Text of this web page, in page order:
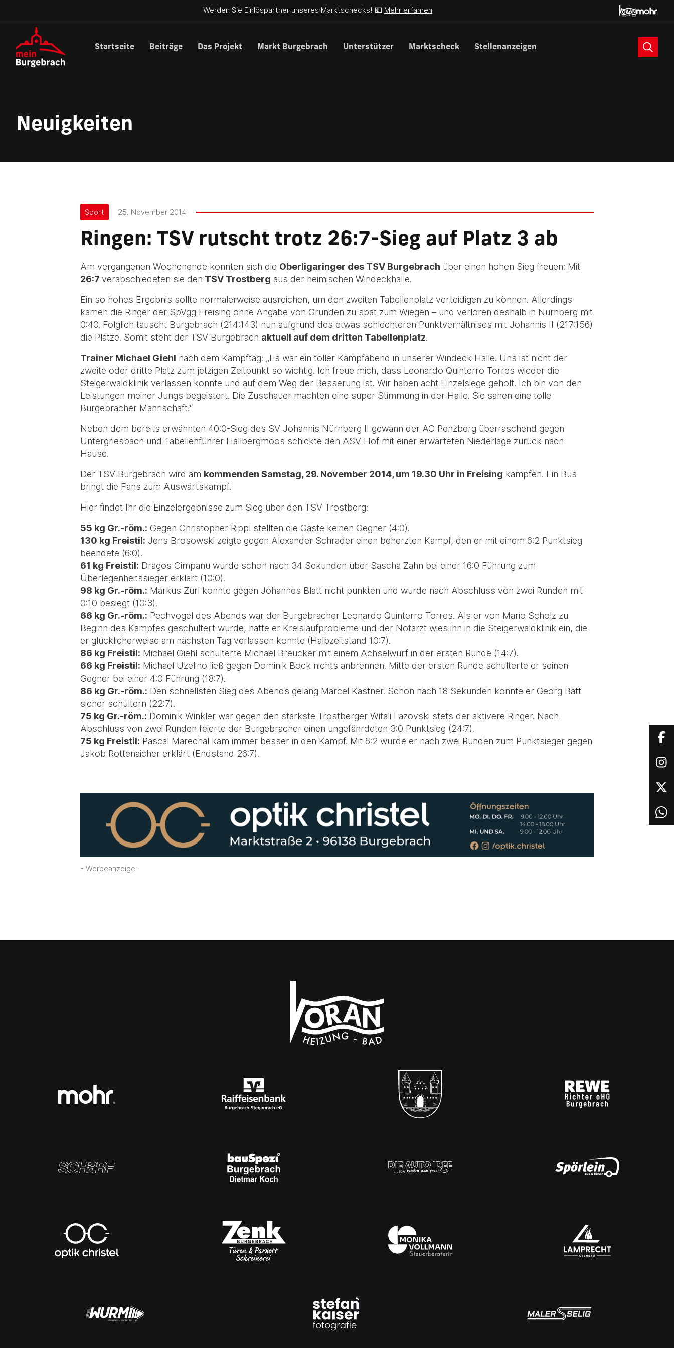
Werden Sie Einlöspartner unseres Marktschecks! 💶 Mehr erfahren
Startseite Beiträge Das Projekt Markt Burgebrach Unterstützer Marktscheck Stellenanzeigen Suche
Neuigkeiten
Sport 25. November 2014
Ringen: TSV rutscht trotz 26:7-Sieg auf Platz 3 ab
Am vergangenen Wochenende konnten sich die Oberligaringer des TSV Burgebrach über einen hohen Sieg freuen: Mit
26:7 verabschiedeten sie den TSV Trostberg aus der heimischen Windeckhalle.
Ein so hohes Ergebnis sollte normalerweise ausreichen, um den zweiten Tabellenplatz verteidigen zu können. Allerdings
kamen die Ringer der SpVgg Freising ohne Angabe von Gründen zu spät zum Wiegen – und verloren deshalb in Nürnberg mit
0:40. Folglich tauscht Burgebrach (214:143) nun aufgrund des etwas schlechteren Punktverhältnises mit Johannis II (217:156)
die Plätze. Somit steht der TSV Burgebrach aktuell auf dem dritten Tabellenplatz.
Trainer Michael Giehl nach dem Kampftag: „Es war ein toller Kampfabend in unserer Windeck Halle. Uns ist nicht der
zweite oder dritte Platz zum jetzigen Zeitpunkt so wichtig. Ich freue mich, dass Leonardo Quinterro Torres wieder die
Steigerwaldklinik verlassen konnte und auf dem Weg der Besserung ist. Wir haben acht Einzelsiege geholt. Ich bin von den
Leistungen meiner Jungs begeistert. Die Zuschauer machten eine super Stimmung in der Halle. Sie sahen eine tolle
Burgebracher Mannschaft.“
Neben dem bereits erwähnten 40:0-Sieg des SV Johannis Nürnberg II gewann der AC Penzberg überraschend gegen
Untergriesbach und Tabellenführer Hallbergmoos schickte den ASV Hof mit einer erwarteten Niederlage zurück nach
Hause.
Der TSV Burgebrach wird am kommenden Samstag, 29. November 2014, um 19.30 Uhr in Freising kämpfen. Ein Bus
bringt die Fans zum Auswärtskampf.
Hier findet Ihr die Einzelergebnisse zum Sieg über den TSV Trostberg:
55 kg Gr.-röm.: Gegen Christopher Rippl stellten die Gäste keinen Gegner (4:0).
130 kg Freistil: Jens Brosowski zeigte gegen Alexander Schrader einen beherzten Kampf, den er mit einem 6:2 Punktsieg
beendete (6:0).
61 kg Freistil: Dragos Cimpanu wurde schon nach 34 Sekunden über Sascha Zahn bei einer 16:0 Führung zum
Überlegenheitssieger erklärt (10:0).
98 kg Gr.-röm.: Markus Zürl konnte gegen Johannes Blatt nicht punkten und wurde nach Abschluss von zwei Runden mit
0:10 besiegt (10:3).
66 kg Gr.-röm.: Pechvogel des Abends war der Burgebracher Leonardo Quinterro Torres. Als er von Mario Scholz zu
Beginn des Kampfes geschultert wurde, hatte er Kreislaufprobleme und der Notarzt wies ihn in die Steigerwaldklinik ein, die
er glücklicherweise am nächsten Tag verlassen konnte (Halbzeitstand 10:7).
86 kg Freistil: Michael Giehl schulterte Michael Breucker mit einem Achselwurf in der ersten Runde (14:7).
66 kg Freistil: Michael Uzelino ließ gegen Dominik Bock nichts anbrennen. Mitte der ersten Runde schulterte er seinen
Gegner bei einer 4:0 Führung (18:7).
86 kg Gr.-röm.: Den schnellsten Sieg des Abends gelang Marcel Kastner. Schon nach 18 Sekunden konnte er Georg Batt
sicher schultern (22:7).
75 kg Gr.-röm.: Dominik Winkler war gegen den stärkste Trostberger Witali Lazovski stets der aktivere Ringer. Nach
Abschluss von zwei Runden feierte der Burgebracher einen ungefährdeten 3:0 Punktsieg (24:7).
75 kg Freistil: Pascal Marechal kam immer besser in den Kampf. Mit 6:2 wurde er nach zwei Runden zum Punktsieger gegen
Jakob Rottenaicher erklärt (Endstand 26:7).
- Werbeanzeige -